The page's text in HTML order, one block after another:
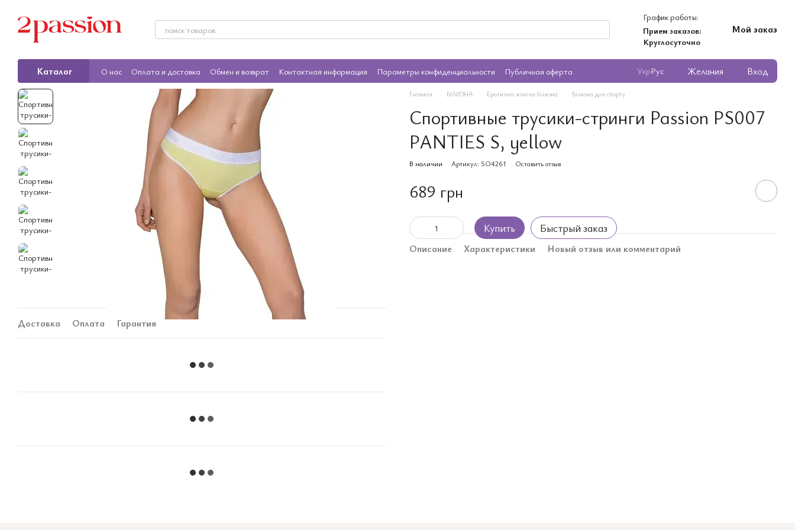
График работы:
Прием заказов:
Круглосуточно
Мой заказ
Каталог О нас Оплата и доставка Обмен и возврат Контактная информация Параметры конфиденциальности Публичная оферта УкрРус Желания Вход
Доставка Оплата Гарантия
Главная БІЛИЗНА Еротична жіноча білизна Білизна для спорту
Спортивные трусики-стринги Passion PS007
PANTIES S, yellow
В наличии Артикул: SO4261 Оставить отзыв
689 грн
Купить Быстрый заказ
Описание Характеристики Новый отзыв или комментарий